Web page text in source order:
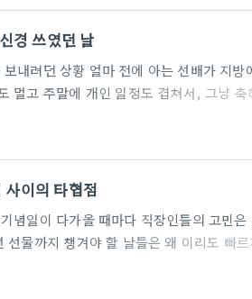
교적 잘 견디는 품종을 고르는 것이 훨
품으로도 인기가 많지만, 빛이 부족한…
경 쓰였던 날
내려던 상황 얼마 전에 아는 선배가 지방
멀고 주말에 개인 일정도 겹쳐서, 그냥 축
문시장꽃집 지나가면서 얼핏 봤던 화환들
어 있던 가격표 정도만 가물가물하게
트폰으로 대충 검색부터…
이의 타협점
념일이 다가올 때마다 직장인들의 고민
물까지 챙겨야 할 날들은 왜 이리도 빠르
순히 예쁜 꽃을 고르는 것보다 내 지갑 사